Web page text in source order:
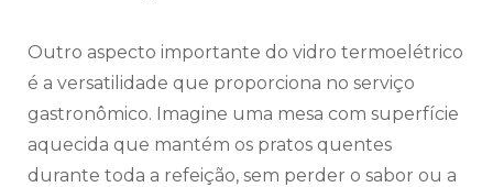
Outro aspecto importante do vidro termoelétrico
é a versatilidade que proporciona no serviço
gastronômico. Imagine uma mesa com superfície
aquecida que mantém os pratos quentes
durante toda a refeição, sem perder o sabor ou a